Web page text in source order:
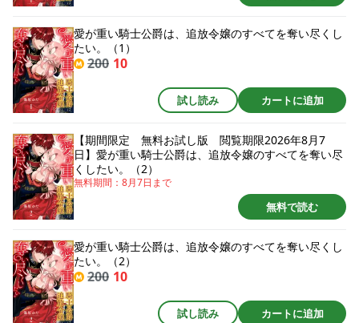
愛が重い騎士公爵は、追放令嬢のすべてを奪い尽くし
たい。（1）
200 10
試し読み カートに追加
【期間限定 無料お試し版 閲覧期限2026年8月7
日】愛が重い騎士公爵は、追放令嬢のすべてを奪い尽
くしたい。（2）
無料期間： 8月7日 まで
無料で読む
愛が重い騎士公爵は、追放令嬢のすべてを奪い尽くし
たい。（2）
200 10
試し読み カートに追加